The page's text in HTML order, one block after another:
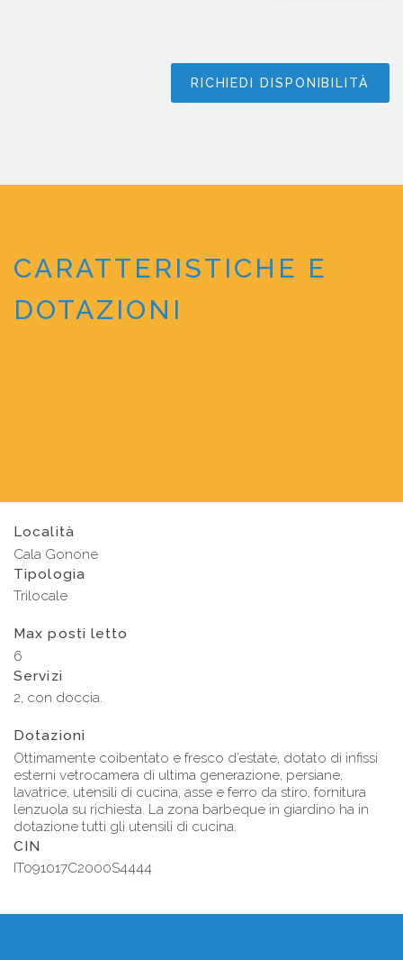
RICHIEDI DISPONIBILITÀ
CARATTERISTICHE E
DOTAZIONI
Località
Cala Gonone
Tipologia
Trilocale
Max posti letto
6
Servizi
2, con doccia.
Dotazioni
Ottimamente coibentato e fresco d’estate, dotato di infissi
esterni vetrocamera di ultima generazione, persiane,
lavatrice, utensili di cucina, asse e ferro da stiro, fornitura
lenzuola su richiesta. La zona barbeque in giardino ha in
dotazione tutti gli utensili di cucina.
CIN
IT091017C2000S4444